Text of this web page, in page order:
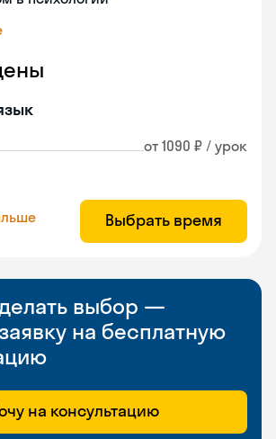
от 1090 ₽ / урок
Выбрать время
выбор —
на бесплатную
на консультацию